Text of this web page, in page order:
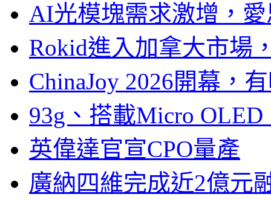
AI光模塊需求激增，
Rokid進入加拿大市場
ChinaJoy 2026開幕，
93g、搭載Micro
英偉達官宣CPO量產
廣納四維完成近2億元